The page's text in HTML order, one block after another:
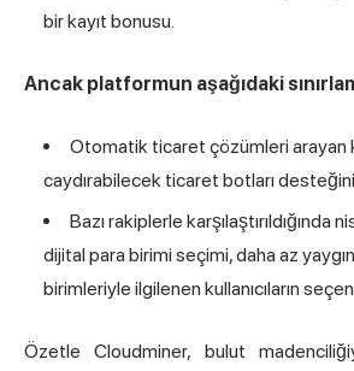
bir kayıt bonusu.
Ancak platformun aşağıdaki
Otomatik ticaret çözümleri arayan
caydırabilecek ticaret botları
Bazı rakiplerle karşılaştırıldığında
dijital para birimi seçimi, daha az
birimleriyle ilgilenen kullanıcıların
Özetle Cloudminer, bulut